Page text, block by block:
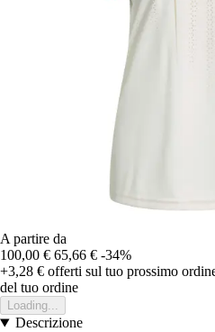
A partire da
100,00 € 65,66 € -34%
+3,28 € offerti sul tuo prossimo
del tuo ordine
Loading...
Descrizione